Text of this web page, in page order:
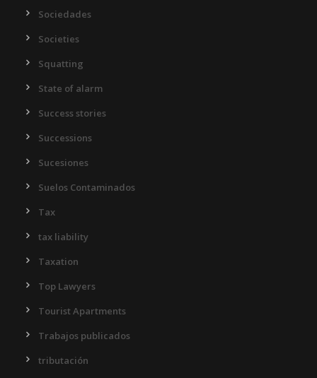
Sociedades
Societies
Squatting
State of alarm
Success stories
Successions
Sucesiones
Suelos Contaminados
Tax
tax liability
Taxation
Top Lawyers
Tourist Apartments
Trabajos publicados
tributación